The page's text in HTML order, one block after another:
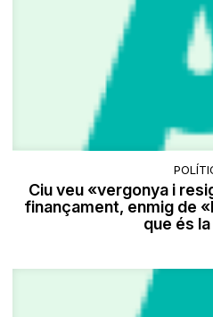
Ciu veu «vergonya i
finançament, enmig de
que és